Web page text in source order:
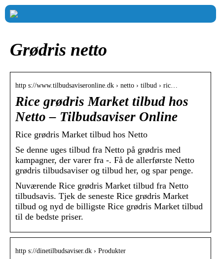
Grødris netto
http s://www.tilbudsaviseronline.dk › netto › tilbud › ric…
Rice grødris Market tilbud hos
Netto – Tilbudsaviser Online
Rice grødris Market tilbud hos Netto
Se denne uges tilbud fra Netto på grødris med
kampagner, der varer fra -. Få de allerførste Netto
grødris tilbudsaviser og tilbud her, og spar penge.
Nuværende Rice grødris Market tilbud fra Netto
tilbudsavis. Tjek de seneste Rice grødris Market
tilbud og nyd de billigste Rice grødris Market tilbud
til de bedste priser.
http s://dinetilbudsaviser.dk › Produkter